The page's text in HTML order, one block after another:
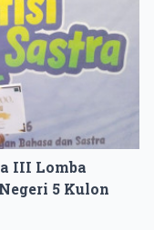
III Lomba
5 Kulon